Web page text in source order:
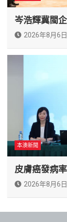
岑浩輝冀閩
2026年8月6日
本澳新聞
皮膚癌發病
2026年8月6日